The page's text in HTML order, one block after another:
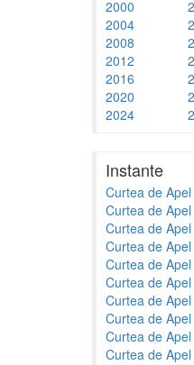
2000
2004
2008
2012
2016
2020
2024
Instante
Curtea de
Curtea de
Curtea de
Curtea de
Curtea de
Curtea de
Curtea de
Curtea de
Curtea de
Curtea de